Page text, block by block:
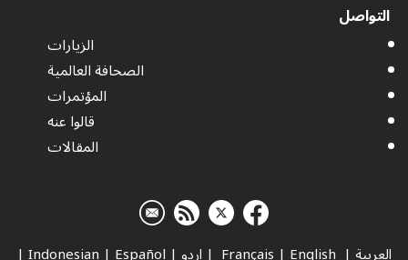
التواصل
الزيارات
الصحافة العالمية
المؤتمرات
قالوا عنه
المقالات